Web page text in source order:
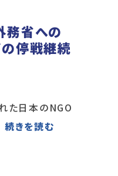
務省への
の停戦継続
た日本のNGO
きを読む